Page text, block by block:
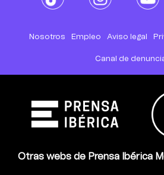
Nosotros Empleo Aviso legal
Canal de
Otras webs de Prensa Ibérica